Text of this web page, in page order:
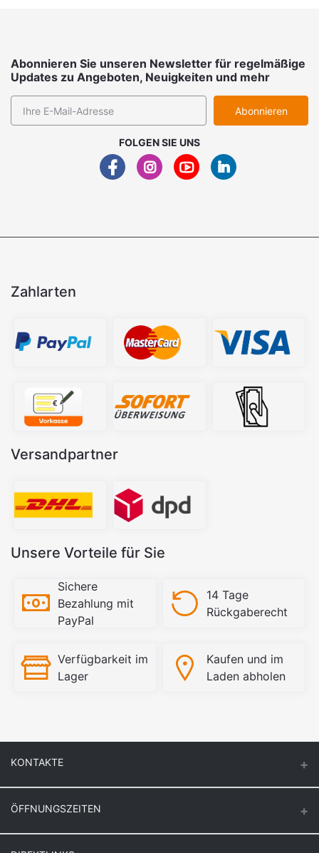
Abonnieren Sie unseren Newsletter für regelmäßige
Updates zu Angeboten, Neuigkeiten und mehr
Abonnieren
FOLGEN SIE UNS
Zahlarten
Versandpartner
Unsere Vorteile für Sie
Sichere
Bezahlung mit
PayPal
14 Tage
Rückgaberecht
Verfügbarkeit im
Lager
Kaufen und im
Laden abholen
KONTAKTE
ÖFFNUNGSZEITEN